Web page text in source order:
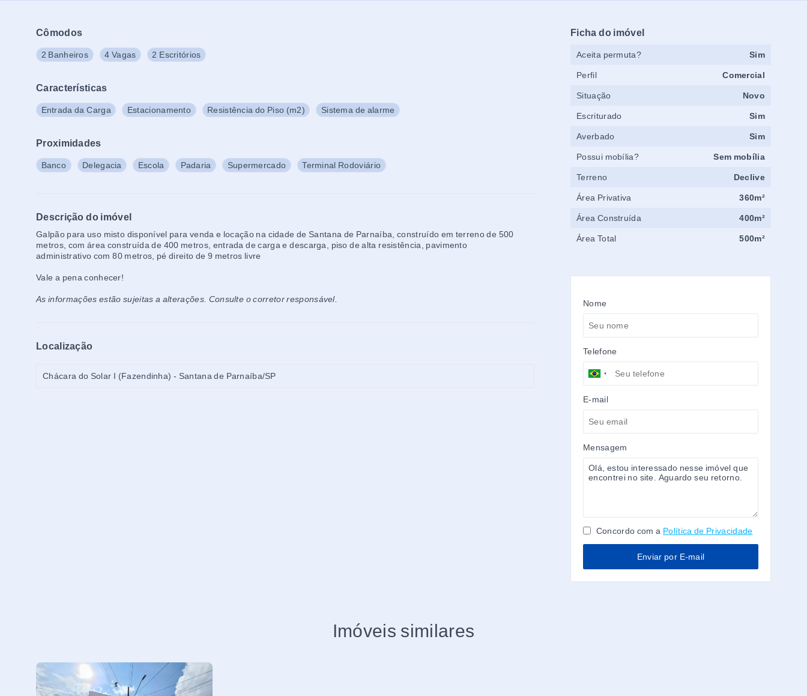
Cômodos
2 Banheiros 4 Vagas 2 Escritórios
Características
Entrada da Carga Estacionamento Resistência do Piso (m2) Sistema de alarme
Proximidades
Banco Delegacia Escola Padaria Supermercado Terminal Rodoviário
Descrição do imóvel
Galpão para uso misto disponível para venda e locação na cidade de Santana de Parnaíba, construído em terreno de 500
metros, com área construída de 400 metros, entrada de carga e descarga, piso de alta resistência, pavimento
administrativo com 80 metros, pé direito de 9 metros livre
Vale a pena conhecer!
As informações estão sujeitas a alterações. Consulte o corretor responsável.
Localização
Chácara do Solar I (Fazendinha) - Santana de Parnaíba/SP
Ficha do imóvel
Aceita permuta? Sim
Perfil Comercial
Situação Novo
Escriturado Sim
Averbado Sim
Possui mobília? Sem mobília
Terreno Declive
Área Privativa 360m²
Área Construída 400m²
Área Total 500m²
Nome
Telefone
E-mail
Mensagem
Concordo com a Política de Privacidade
Enviar por E-mail
Imóveis similares